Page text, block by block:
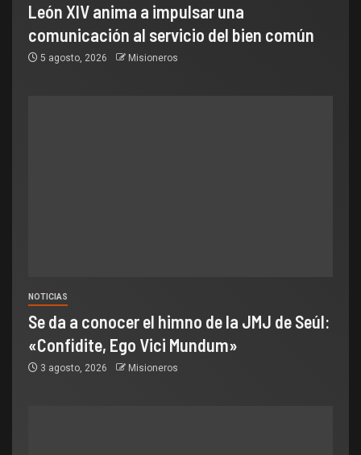
León XIV anima a impulsar una
comunicación al servicio del bien común
5 agosto, 2026 Misioneros
NOTICIAS
Se da a conocer el himno de la JMJ de Seúl:
«Confidite, Ego Vici Mundum»
3 agosto, 2026 Misioneros